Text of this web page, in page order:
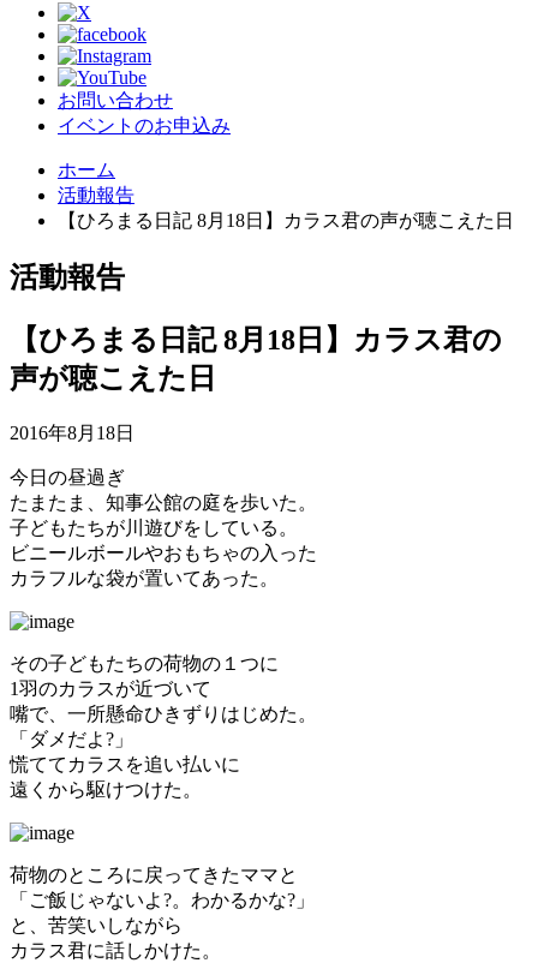
お問い合わせ
イベントのお申込み
ホーム
活動報告
【ひろまる日記 8月18日】カラス君の声が聴こえた日
活動報告
【ひろまる日記 8月18日】カラス君の
声が聴こえた日
2016年8月18日
今日の昼過ぎ
たまたま、知事公館の庭を歩いた。
子どもたちが川遊びをしている。
ビニールボールやおもちゃの入った
カラフルな袋が置いてあった。
その子どもたちの荷物の１つに
1羽のカラスが近づいて
嘴で、一所懸命ひきずりはじめた。
「ダメだよ?」
慌ててカラスを追い払いに
遠くから駆けつけた。
荷物のところに戻ってきたママと
「ご飯じゃないよ?。わかるかな?」
と、苦笑いしながら
カラス君に話しかけた。